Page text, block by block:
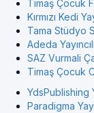
Timaş Çocuk
Kırmızı Kedi
Tama Stüdyo
Adeda
SAZ Vurmali
Timaş Çocuk
YdsPublishing
Paradigma